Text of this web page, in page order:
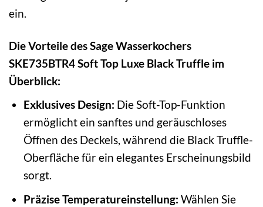
ein.
Die Vorteile des Sage Wasserkochers
SKE735BTR4 Soft Top Luxe Black Truffle im
Überblick:
Exklusives Design: Die Soft-Top-Funktion
ermöglicht ein sanftes und geräuschloses
Öffnen des Deckels, während die Black Truffle-
Oberfläche für ein elegantes Erscheinungsbild
sorgt.
Präzise Temperatureinstellung: Wählen Sie